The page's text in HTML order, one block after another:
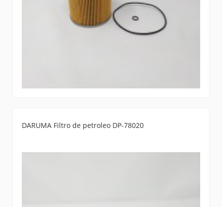
DARUMA Filtro de petroleo DP-78020